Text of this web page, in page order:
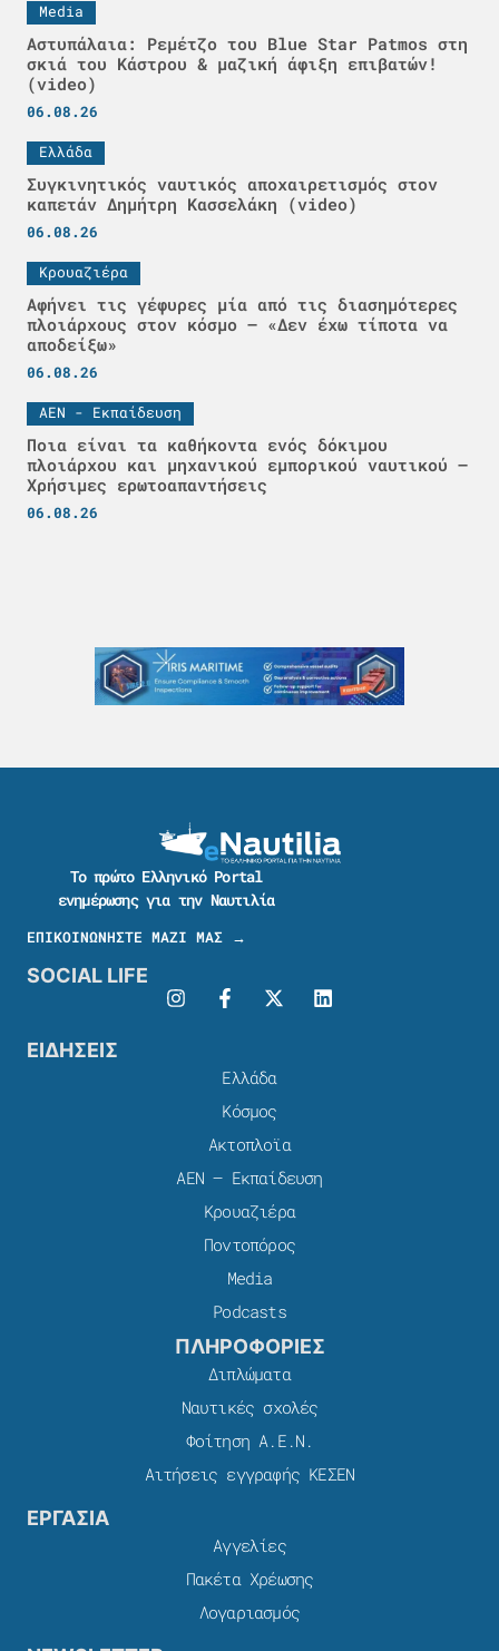
Media
Αστυπάλαια: Ρεμέτζο του Blue Star Patmos στη
σκιά του Κάστρου & μαζική άφιξη επιβατών!
(video)
06.08.26
Ελλάδα
Συγκινητικός ναυτικός αποχαιρετισμός στον
καπετάν Δημήτρη Κασσελάκη (video)
06.08.26
Κρουαζιέρα
Αφήνει τις γέφυρες μία από τις διασημότερες
πλοιάρχους στον κόσμο – «Δεν έχω τίποτα να
αποδείξω»
06.08.26
ΑΕΝ - Εκπαίδευση
Ποια είναι τα καθήκοντα ενός δόκιμου
πλοιάρχου και μηχανικού εμπορικού ναυτικού –
Χρήσιμες ερωτοαπαντήσεις
06.08.26
Το πρώτο Ελληνικό Portal
ενημέρωσης για την Ναυτιλία
ΕΠΙΚΟΙΝΩΝΗΣΤΕ ΜΑΖΙ ΜΑΣ →
SOCIAL LIFE
ΕΙΔΗΣΕΙΣ
Ελλάδα
Κόσμος
Ακτοπλοϊα
ΑΕΝ – Εκπαίδευση
Κρουαζιέρα
Ποντοπόρος
Media
Podcasts
ΠΛΗΡΟΦΟΡΙΕΣ
Διπλώματα
Ναυτικές σχολές
Φοίτηση Α.Ε.Ν.
Αιτήσεις εγγραφής ΚΕΣΕΝ
ΕΡΓΑΣΙΑ
Αγγελίες
Πακέτα Χρέωσης​
Λογαριασμός